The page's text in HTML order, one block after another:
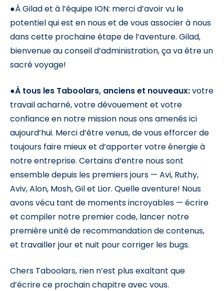
●À Gilad et à l’équipe ION: merci d’avoir vu le
potentiel qui est en nous et de vous associer à nous
dans cette prochaine étape de l’aventure. Gilad,
bienvenue au conseil d’administration, ça va être un
sacré voyage!
●À tous les Taboolars, anciens et nouveaux:votre
travail acharné, votre dévouement et votre
confiance en notre mission nous ons amenés ici
aujourd’hui. Merci d’être venus, de vous efforcer de
toujours faire mieux et d’apporter votre énergie à
notre entreprise. Certains d’entre nous sont
ensemble depuis les premiers jours — Avi, Ruthy,
Aviv, Alon, Mosh, Gil et Lior. Quelle aventure! Nous
avons vécu tant de moments incroyables — écrire
et compiler notre premier code, lancer notre
première unité de recommandation de contenus,
et travailler jour et nuit pour corriger les bugs.
Chers Taboolars, rien n’est plus exaltant que
d’écrire ce prochain chapitre avec vous.